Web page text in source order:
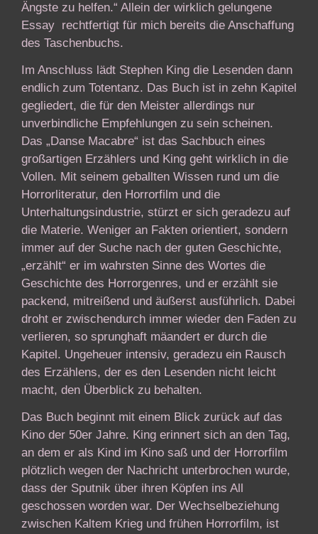
Ängste zu helfen.“ Allein der wirklich gelungene
Essay rechtfertigt für mich bereits die Anschaffung
des Taschenbuchs.
Im Anschluss lädt Stephen King die Lesenden dann
endlich zum Totentanz. Das Buch ist in zehn Kapitel
gegliedert, die für den Meister allerdings nur
unverbindliche Empfehlungen zu sein scheinen.
Das „Danse Macabre“ ist das Sachbuch eines
großartigen Erzählers und King geht wirklich in die
Vollen. Mit seinem geballten Wissen rund um die
Horrorliteratur, den Horrorfilm und die
Unterhaltungsindustrie, stürzt er sich geradezu auf
die Materie. Weniger an Fakten orientiert, sondern
immer auf der Suche nach der guten Geschichte,
„erzählt“ er im wahrsten Sinne des Wortes die
Geschichte des Horrorgenres, und er erzählt sie
packend, mitreißend und äußerst ausführlich. Dabei
droht er zwischendurch immer wieder den Faden zu
verlieren, so sprunghaft mäandert er durch die
Kapitel. Ungeheuer intensiv, geradezu ein Rausch
des Erzählens, der es den Lesenden nicht leicht
macht, den Überblick zu behalten.
Das Buch beginnt mit einem Blick zurück auf das
Kino der 50er Jahre. King erinnert sich an den Tag,
an dem er als Kind im Kino saß und der Horrorfilm
plötzlich wegen der Nachricht unterbrochen wurde,
dass der Sputnik über ihren Köpfen ins All
geschossen worden war. Der Wechselbeziehung
zwischen Kaltem Krieg und frühen Horrorfilm, ist